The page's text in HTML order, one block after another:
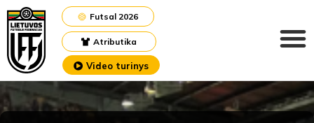
Atributika
Futsal 2026
Video turinys